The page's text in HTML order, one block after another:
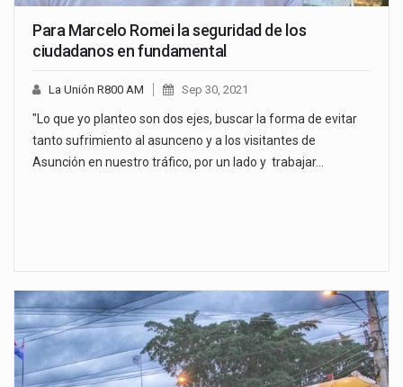
Para Marcelo Romei la seguridad de los
ciudadanos en fundamental
La Unión R800 AM Sep 30, 2021
"Lo que yo planteo son dos ejes, buscar la forma de evitar
tanto sufrimiento al asunceno y a los visitantes de
Asunción en nuestro tráfico, por un lado y trabajar…